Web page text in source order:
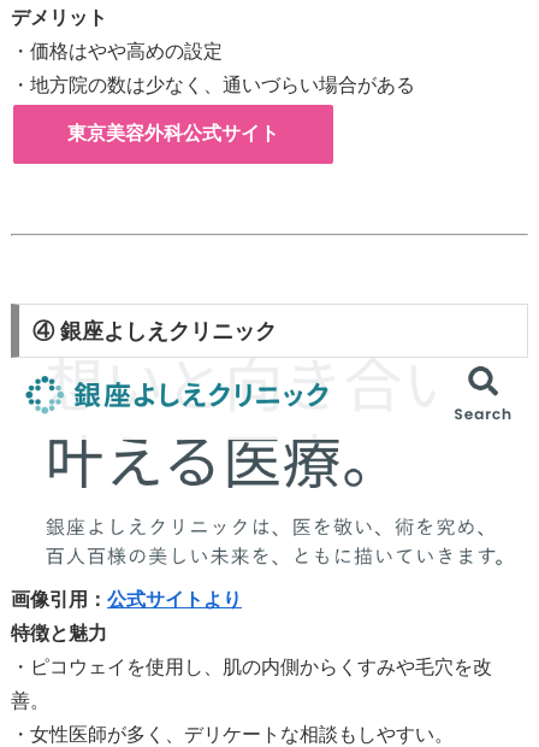
デメリット
・価格はやや高めの設定
・地方院の数は少なく、通いづらい場合がある
東京美容外科公式サイト
④ 銀座よしえクリニック
画像引用： 公式サイトより
特徴と魅力
・ピコウェイを使用し、肌の内側からくすみや毛穴を改
善。
・女性医師が多く、デリケートな相談もしやすい。